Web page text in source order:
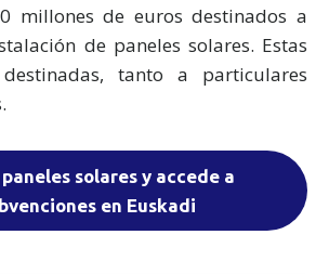
millones de euros destinados a
de paneles solares. Estas
tanto a particulares
solares y accede a
en Euskadi